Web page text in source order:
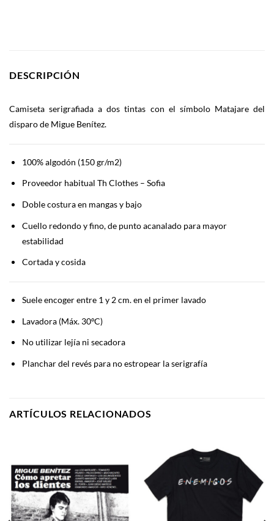
DESCRIPCIÓN
Camiseta serigrafiada a dos tintas con el símbolo Matajare del
disparo de Migue Benítez.
100% algodón (150 gr/m2)
Proveedor habitual Th Clothes – Sofia
Doble costura en mangas y bajo
Cuello redondo y fino, de punto acanalado para mayor
estabilidad
Cortada y cosida
Suele encoger entre 1 y 2 cm. en el primer lavado
Lavadora (Máx. 30ºC)
No utilizar lejía ni secadora
Planchar del revés para no estropear la serigrafía
ARTÍCULOS RELACIONADOS